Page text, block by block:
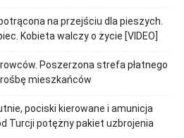
na przejściu dla pieszych.
Kobieta walczy o życie [VIDEO]
Poszerzona strefa płatnego
mieszkańców
pociski kierowane i amunicja
Turcji potężny pakiet uzbrojenia